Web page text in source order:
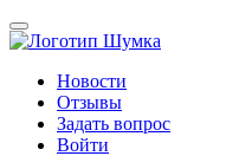
Новости
Отзывы
Задать вопрос
Войти